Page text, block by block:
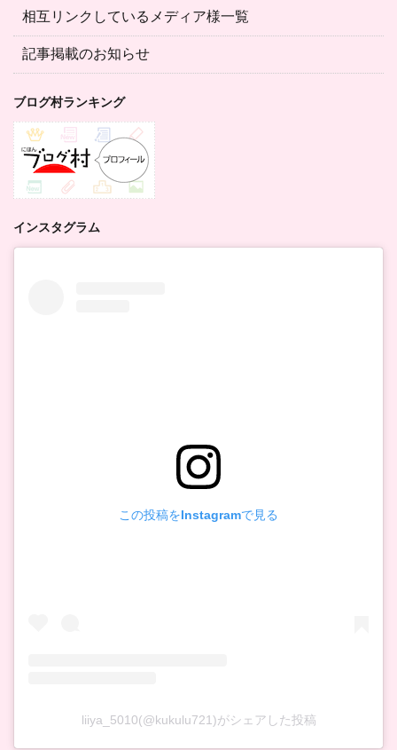
相互リンクしているメディア様一覧
記事掲載のお知らせ
ブログ村ランキング
インスタグラム
この投稿をInstagramで見る
liiya_5010(@kukulu721)がシェアした投稿